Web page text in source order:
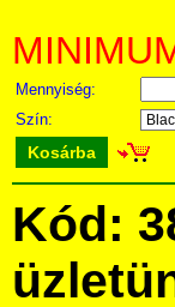
Mennyiség:
Szín:
Kosárba
Kód: